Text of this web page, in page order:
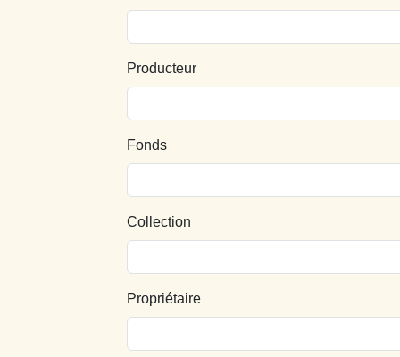
Producteur
Fonds
Collection
Propriétaire